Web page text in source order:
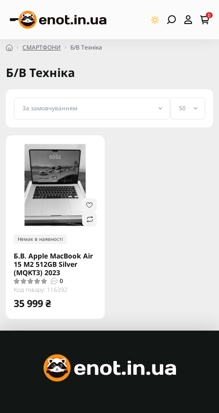
0
СМАРТФОНИ Б/В Техніка
Б/В Техніка
Немає в наявності
Б.В. Apple MacBook Air
15 M2 512GB Silver
(MQKT3) 2023
0
Код товару: 116392
35 999 ₴